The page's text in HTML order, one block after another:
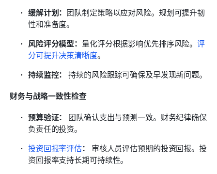
缓解计划： 团队制定策略以应对风险。规划可提升韧
性和准备度。
风险评分模型： 量化评分根据影响优先排序风险。评
分可提升决策清晰度。
持续监控： 持续的风险跟踪可确保及早发现新问题。
财务与战略一致性检查
预算验证：
团队确认支出与预测一致。财务纪律确保
负责任的投资。
投资回报率评估：
审核人员评估预期的投资回报。投
资回报率支持长期可持续性。